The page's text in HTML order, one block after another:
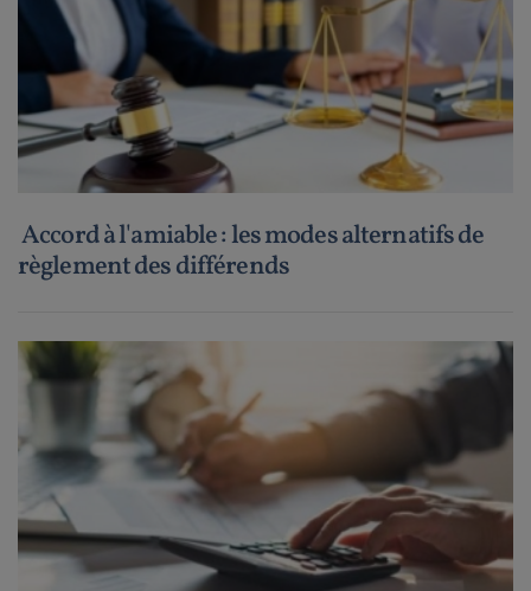
Accord à l'amiable : les modes alternatifs de
règlement des différends